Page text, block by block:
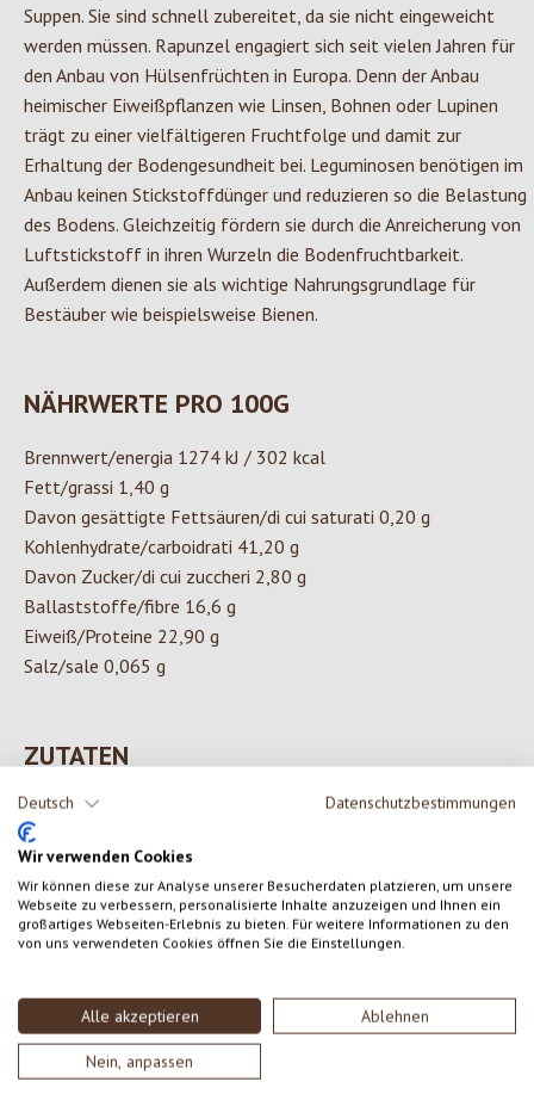
Deutsch Datenschutzbestimmungen
Wir verwenden Cookies
Wir können diese zur Analyse unserer Besucherdaten platzieren, um unsere
Webseite zu verbessern, personalisierte Inhalte anzuzeigen und Ihnen ein
großartiges Webseiten-Erlebnis zu bieten. Für weitere Informationen zu den
von uns verwendeten Cookies öffnen Sie die Einstellungen.
Alle akzeptieren Ablehnen
Nein, anpassen
Suppen. Sie sind schnell zubereitet, da sie nicht eingeweicht
werden müssen. Rapunzel engagiert sich seit vielen Jahren für
den Anbau von Hülsenfrüchten in Europa. Denn der Anbau
heimischer Eiweißpflanzen wie Linsen, Bohnen oder Lupinen
trägt zu einer vielfältigeren Fruchtfolge und damit zur
Erhaltung der Bodengesundheit bei. Leguminosen benötigen im
Anbau keinen Stickstoffdünger und reduzieren so die Belastung
des Bodens. Gleichzeitig fördern sie durch die Anreicherung von
Luftstickstoff in ihren Wurzeln die Bodenfruchtbarkeit.
Außerdem dienen sie als wichtige Nahrungsgrundlage für
Bestäuber wie beispielsweise Bienen.
NÄHRWERTE PRO 100G
Brennwert/energia 1274 kJ / 302 kcal
Fett/grassi 1,40 g
Davon gesättigte Fettsäuren/di cui saturati 0,20 g
Kohlenhydrate/carboidrati 41,20 g
Davon Zucker/di cui zuccheri 2,80 g
Ballaststoffe/fibre 16,6 g
Eiweiß/Proteine 22,90 g
Salz/sale 0,065 g
ZUTATEN
Erbsen* grün geschält
*aus kontrolliert biologischem Anbau
Durchschnittliche Bewertung von 0 von 5 Sternen
Gib eine Bewertung ab!
Teile deine Erfahrungen mit dem Produkt mit anderen Kunden.